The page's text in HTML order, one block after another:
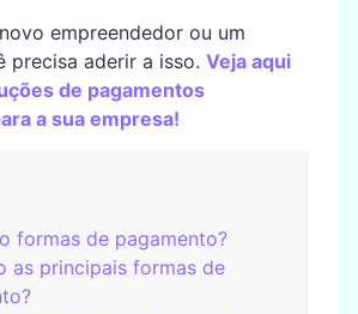
empreendedor ou um
precisa aderir a isso. Veja aqui
de pagamentos
a sua empresa!
formas de pagamento?
as principais formas de